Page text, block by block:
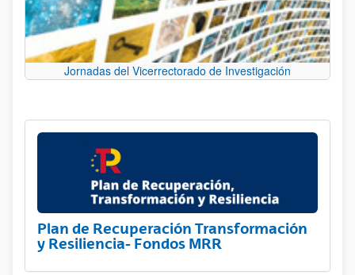
Jornadas del Vicerrectorado de Investigación
Plan de Recuperación Transformación
y Resiliencia- Fondos MRR